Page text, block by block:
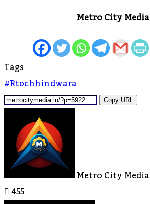
Metro City Media
Tags
#rtochhindwara
Copy URL
Metro City Media
455